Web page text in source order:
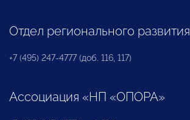
Отдел регионального развития
+7 (495) 247-4777 (доб. 116, 117)
Ассоциация «НП «ОПОРА»